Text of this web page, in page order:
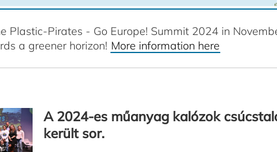
Plastic-Pirates - Go Europe! Summit 2024 in
a greener horizon! More information here
A 2024-es műanyag kalózok
került sor.